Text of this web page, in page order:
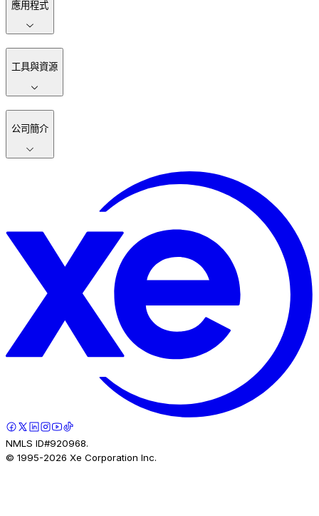
應用程式
工具與資源
公司簡介
NMLS ID#920968.
© 1995-2026 Xe Corporation Inc.